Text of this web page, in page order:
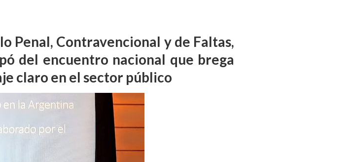
Penal, Contravencional y de Faltas,
del encuentro nacional que brega
claro en el sector público